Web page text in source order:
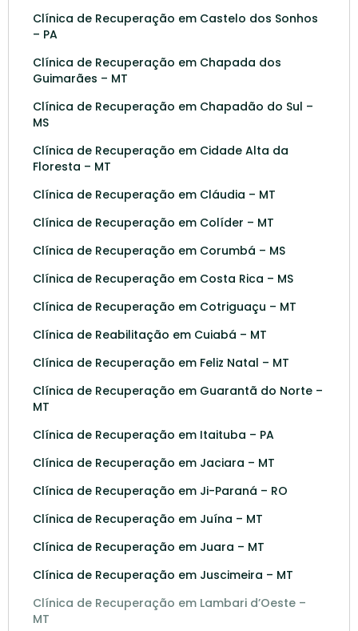
Clínica de Recuperação em Castelo dos Sonhos
– PA
Clínica de Recuperação em Chapada dos
Guimarães – MT
Clínica de Recuperação em Chapadão do Sul –
MS
Clínica de Recuperação em Cidade Alta da
Floresta – MT
Clínica de Recuperação em Cláudia – MT
Clínica de Recuperação em Colíder – MT
Clínica de Recuperação em Corumbá – MS
Clínica de Recuperação em Costa Rica – MS
Clínica de Recuperação em Cotriguaçu – MT
Clínica de Reabilitação em Cuiabá – MT
Clínica de Recuperação em Feliz Natal – MT
Clínica de Recuperação em Guarantã do Norte –
MT
Clínica de Recuperação em Itaituba – PA
Clínica de Recuperação em Jaciara – MT
Clínica de Recuperação em Ji-Paraná – RO
Clínica de Recuperação em Juína – MT
Clínica de Recuperação em Juara – MT
Clínica de Recuperação em Juscimeira – MT
Clínica de Recuperação em Lambari d’Oeste –
MT